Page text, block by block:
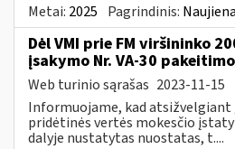
Metai: 2025 Pagrindinis:
Dėl VMI prie FM viršininko
įsakymo Nr. VA-30 pakeitimo
Web turinio sąrašas 2023-11-15
Informuojame, kad atsižvelgiant
pridėtinės vertės mokesčio
dalyje nustatytas nuostatas, t....